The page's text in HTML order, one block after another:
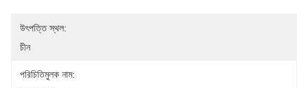
উৎপত্তি স্থল:
চীন
পরিচিতিমুলক নাম: